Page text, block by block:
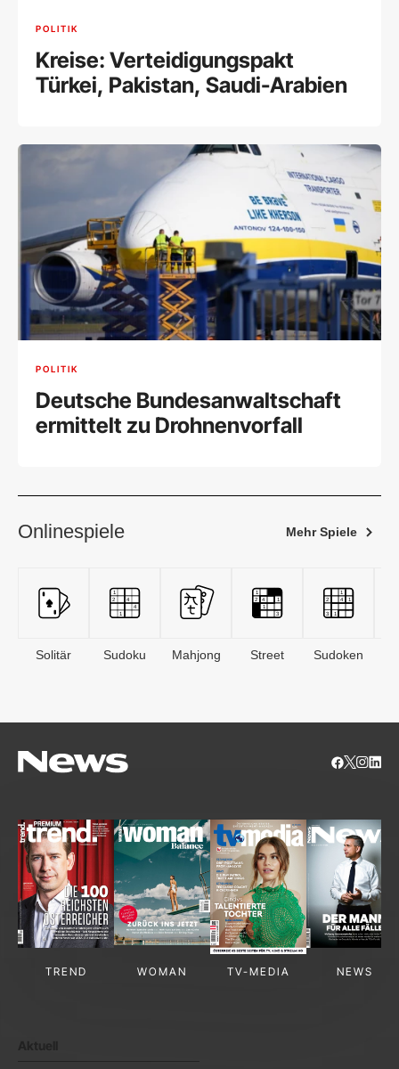
POLITIK
Kreise: Verteidigungspakt
Türkei, Pakistan, Saudi-Arabien
POLITIK
Deutsche Bundesanwaltschaft
ermittelt zu Drohnenvorfall
Onlinespiele Mehr Spiele
Solitär Sudoku Mahjong Street Sudoken
TREND WOMAN TV-MEDIA NEWS